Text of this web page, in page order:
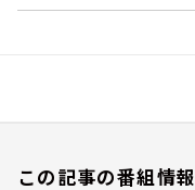
この記事の番組情報